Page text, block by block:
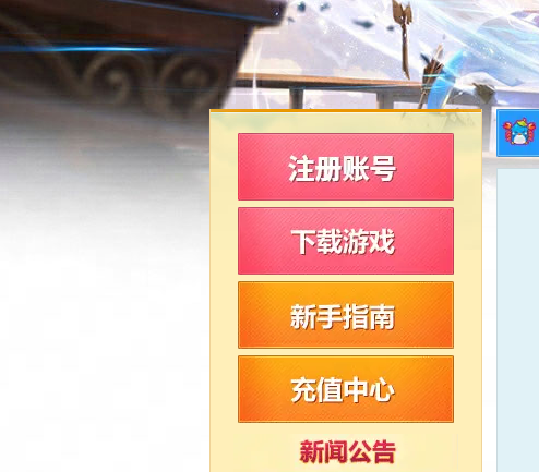
网易游戏
游戏爱好者
我的足迹：